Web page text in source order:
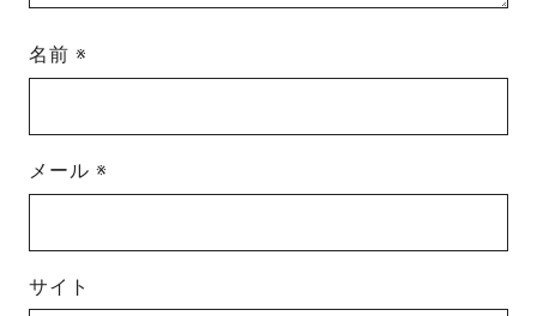
名前※
メール※
サイト